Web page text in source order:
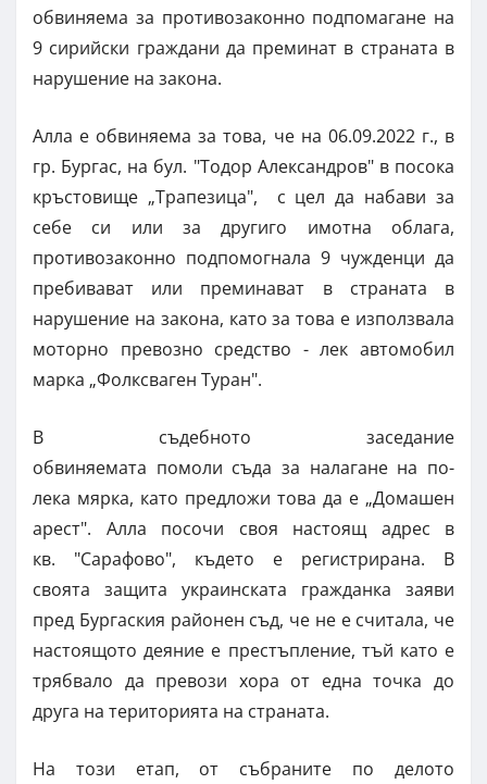
обвиняема за противозаконно подпомагане на
9 сирийски граждани да преминат в страната в
нарушение на закона.
Алла е обвиняема за това, че на 06.09.2022 г., в
гр. Бургас, на бул. "Тодор Александров" в посока
кръстовище „Трапезица", с цел да набави за
себе си или за другиго имотна облага,
противозаконно подпомогнала 9 чужденци да
пребивават или преминават в страната в
нарушение на закона, като за това е използвала
моторно превозно средство - лек автомобил
марка „Фолксваген Туран".
В съдебното заседание
обвиняемата помоли съда за налагане на по-
лека мярка, като предложи това да е „Домашен
арест". Алла посочи своя настоящ адрес в
кв. "Сарафово", където е регистрирана. В
своята защита украинската гражданка заяви
пред Бургаския районен съд, че не е считала, че
настоящото деяние е престъпление, тъй като е
трябвало да превози хора от една точка до
друга на територията на страната.
На този етап, от събраните по делото